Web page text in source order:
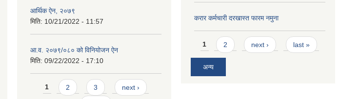
आर्थिक ऐन, २०७९
मिति: 10/21/2022 - 11:57
आ.व. २०७९/०८० को विनियोजन ऐन
मिति: 09/22/2022 - 17:10
Pages
1 2 3 next ›
करार कर्मचारी दरखास्त फारम नमुना
Pages
1 2 next › last »
अन्य